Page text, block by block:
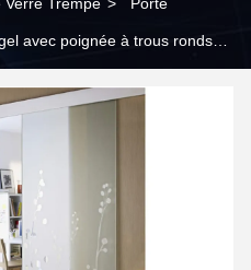
avec poignée à trous ronds